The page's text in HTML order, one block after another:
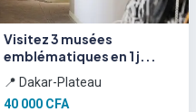
Visitez 3 musées
emblématiques en 1 j...
📍 Dakar-Plateau
40 000 CFA